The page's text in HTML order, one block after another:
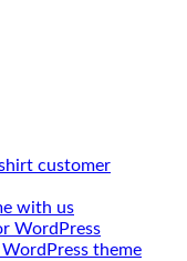
customer
with us
WordPress
theme